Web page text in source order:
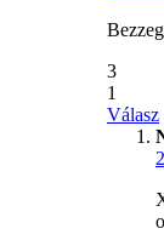
3
1
Válasz